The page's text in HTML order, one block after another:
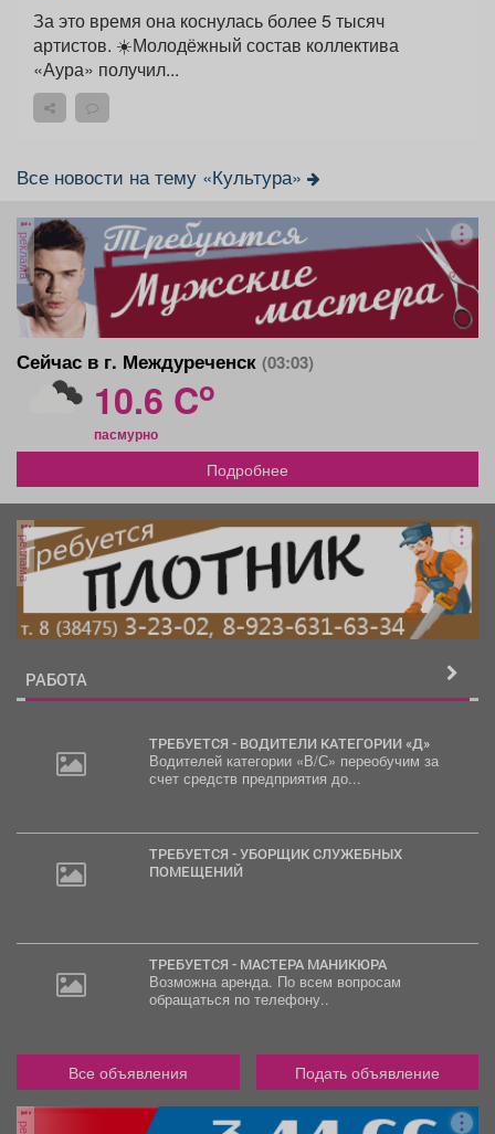
За это время она коснулась более 5 тысяч
артистов. ☀️Молодёжный состав коллектива
«Аура» получил...
Все новости на тему «Культура»
реклама
Сейчас в г. Междуреченск (03:03)
10.6 Co
пасмурно
Подробнее
реклама
РАБОТА
ТРЕБУЕТСЯ - ВОДИТЕЛИ КАТЕГОРИИ «Д»
Водителей категории «В/С» переобучим за
счет средств предприятия до...
ТРЕБУЕТСЯ - УБОРЩИК СЛУЖЕБНЫХ
ПОМЕЩЕНИЙ
ТРЕБУЕТСЯ - МАСТЕРА МАНИКЮРА
Возможна аренда. По всем вопросам
обращаться по телефону..
Все объявления Подать объявление